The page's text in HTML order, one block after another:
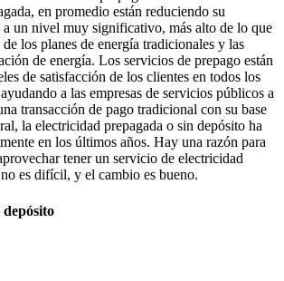
en promedio están reduciendo su
a un nivel muy significativo, más alto de lo que
los planes de energía tradicionales y las
de energía. Los servicios de prepago están
de satisfacción de los clientes en todos los
a las empresas de servicios públicos a
transacción de pago tradicional con su base
la electricidad prepagada o sin depósito ha
en los últimos años. Hay una razón para
tener un servicio de electricidad
es difícil, y el cambio es bueno.